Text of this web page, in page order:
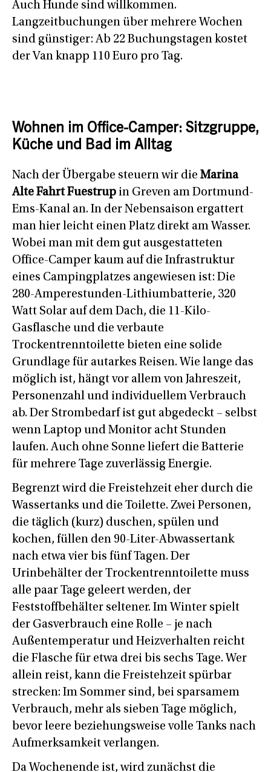
Auch Hunde sind willkommen.
Langzeitbuchungen über mehrere Wochen
sind günstiger: Ab 22 Buchungstagen kostet
der Van knapp 110 Euro pro Tag.
Wohnen im Office-Camper: Sitzgruppe,
Küche und Bad im Alltag
Nach der Übergabe steuern wir die Marina
Alte Fahrt Fuestrup in Greven am Dortmund-
Ems-Kanal an. In der Nebensaison ergattert
man hier leicht einen Platz direkt am Wasser.
Wobei man mit dem gut ausgestatteten
Office-Camper kaum auf die Infrastruktur
eines Campingplatzes angewiesen ist: Die
280-Amperestunden-Lithiumbatterie, 320
Watt Solar auf dem Dach, die 11-Kilo-
Gasflasche und die verbaute
Trockentrenntoilette bieten eine solide
Grundlage für autarkes Reisen. Wie lange das
möglich ist, hängt vor allem von Jahreszeit,
Personenzahl und individuellem Verbrauch
ab. Der Strombedarf ist gut abgedeckt – selbst
wenn Laptop und Monitor acht Stunden
laufen. Auch ohne Sonne liefert die Batterie
für mehrere Tage zuverlässig Energie.
Begrenzt wird die Freistehzeit eher durch die
Wassertanks und die Toilette. Zwei Personen,
die täglich (kurz) duschen, spülen und
kochen, füllen den 90-Liter-Abwassertank
nach etwa vier bis fünf Tagen. Der
Urinbehälter der Trockentrenntoilette muss
alle paar Tage geleert werden, der
Feststoffbehälter seltener. Im Winter spielt
der Gasverbrauch eine Rolle – je nach
Außentemperatur und Heizverhalten reicht
die Flasche für etwa drei bis sechs Tage. Wer
allein reist, kann die Freistehzeit spürbar
strecken: Im Sommer sind, bei sparsamem
Verbrauch, mehr als sieben Tage möglich,
bevor leere beziehungsweise volle Tanks nach
Aufmerksamkeit verlangen.
Da Wochenende ist, wird zunächst die